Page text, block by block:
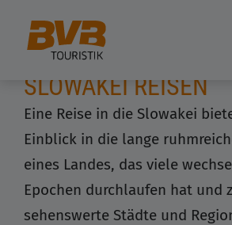
SLOWAKEI REISEN
Eine Reise in die Slowakei
Einblick in die lange
eines Landes, das viele
Epochen durchlaufen hat und
sehenswerte Städte und